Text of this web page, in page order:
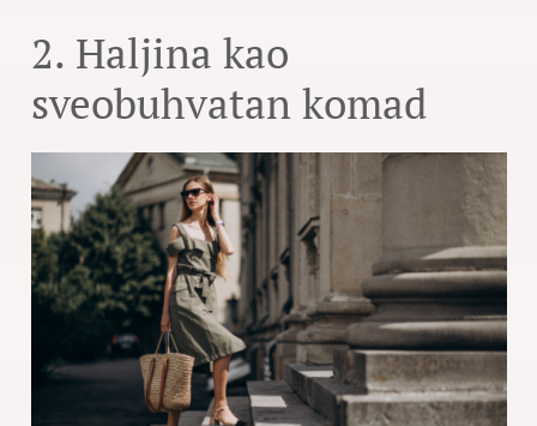
2. Haljina kao
sveobuhvatan komad